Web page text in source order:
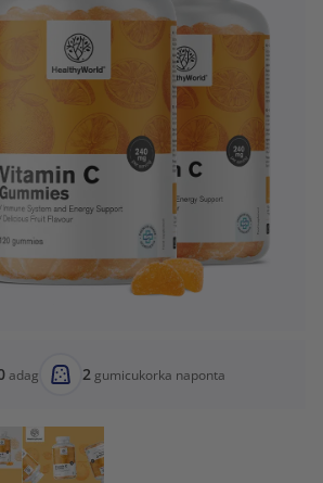
adag 2gumicukorka naponta